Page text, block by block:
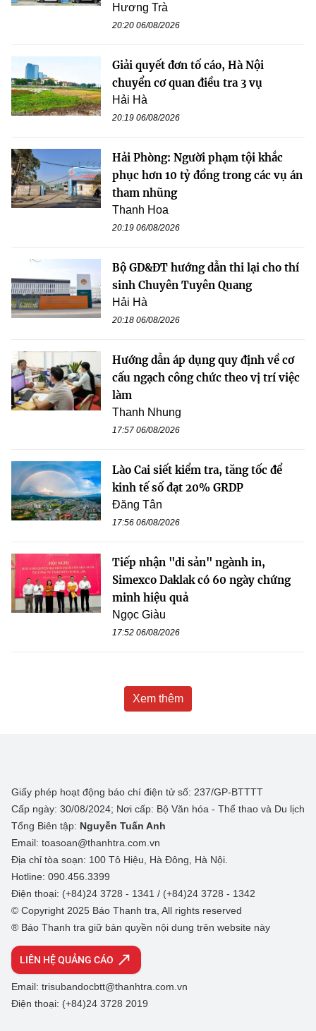
Hương Trà
20:20 06/08/2026
Giải quyết đơn tố cáo, Hà Nội
chuyển cơ quan điều tra 3 vụ
Hải Hà
20:19 06/08/2026
Hải Phòng: Người phạm tội khắc
phục hơn 10 tỷ đồng trong các vụ án
tham nhũng
Thanh Hoa
20:19 06/08/2026
Bộ GD&ĐT hướng dẫn thi lại cho thí
sinh Chuyên Tuyên Quang
Hải Hà
20:18 06/08/2026
Hướng dẫn áp dụng quy định về cơ
cấu ngạch công chức theo vị trí việc
làm
Thanh Nhung
17:57 06/08/2026
Lào Cai siết kiểm tra, tăng tốc để
kinh tế số đạt 20% GRDP
Đăng Tân
17:56 06/08/2026
Tiếp nhận "di sản" ngành in,
Simexco Daklak có 60 ngày chứng
minh hiệu quả
Ngọc Giàu
17:52 06/08/2026
Xem thêm
Giấy phép hoạt động báo chí điện tử số: 237/GP-BTTTT
Cấp ngày: 30/08/2024; Nơi cấp: Bộ Văn hóa - Thể thao và Du lịch
Tổng Biên tập: Nguyễn Tuấn Anh
Email: toasoan@thanhtra.com.vn
Địa chỉ tòa soạn: 100 Tô Hiệu, Hà Đông, Hà Nội.
Hotline: 090.456.3399
Điện thoại: (+84)24 3728 - 1341 / (+84)24 3728 - 1342
© Copyright 2025 Báo Thanh tra, All rights reserved
® Báo Thanh tra giữ bản quyền nội dung trên website này
LIÊN HỆ QUẢNG CÁO
Email: trisubandocbtt@thanhtra.com.vn
Điện thoại: (+84)24 3728 2019